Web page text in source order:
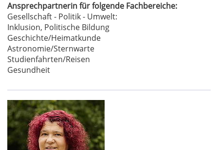
Ansprechpartnerin für folgende Fachbereiche:
Gesellschaft - Politik - Umwelt:
Inklusion, Politische Bildung
Geschichte/Heimatkunde
Astronomie/Sternwarte
Studienfahrten/Reisen
Gesundheit